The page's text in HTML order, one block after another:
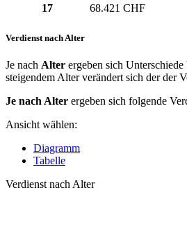
17
68.421 CHF
Verdienst nach Alter
Je nach Alter ergeben sich
steigendem Alter verändert sich der der
Je nach Alter ergeben sich folgende
Ansicht wählen:
Diagramm
Tabelle
Verdienst nach Alter